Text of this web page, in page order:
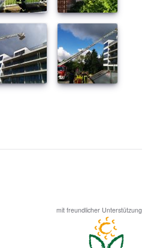
mit freundlicher Unterstützung